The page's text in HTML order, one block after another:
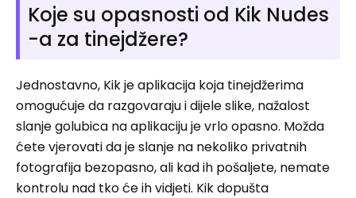
Koje su opasnosti od Kik Nudes
-a za tinejdžere?
Jednostavno, Kik je aplikacija koja tinejdžerima
omogućuje da razgovaraju i dijele slike, nažalost
slanje golubica na aplikaciju je vrlo opasno. Možda
ćete vjerovati da je slanje na nekoliko privatnih
fotografija bezopasno, ali kad ih pošaljete, nemate
kontrolu nad tko će ih vidjeti. Kik dopušta